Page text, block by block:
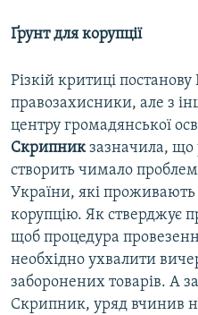
Ґрунт для корупції
Різкій критиці
правозахисники, але з
центру громадянської
Скрипникзазначила, що
створить чимало
України, які проживають
корупцію. Як стверджує
щоб процедура
необхідно ухвалити
заборонених товарів. А
Скрипник, уряд вчинив